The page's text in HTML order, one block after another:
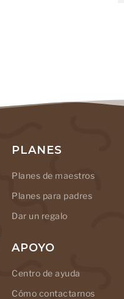
PLANES
Planes de maestros
Planes para padres
Dar un regalo
APOYO
Centro de ayuda
Cómo contactarnos